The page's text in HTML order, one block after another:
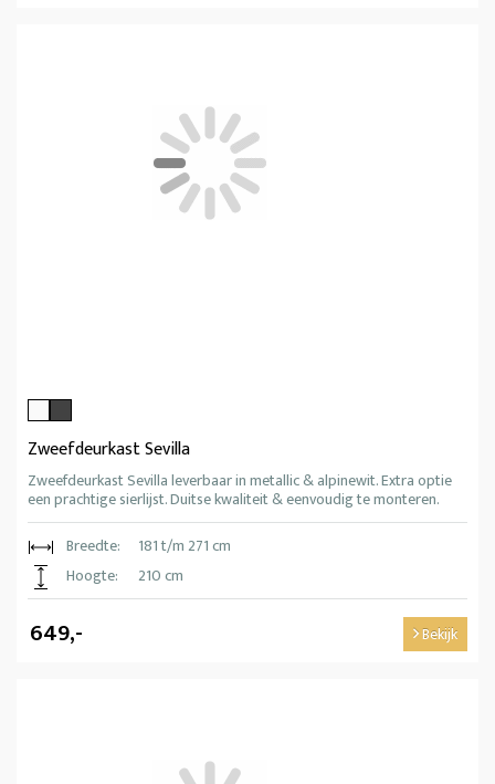
Zweefdeurkast Sevilla
Zweefdeurkast Sevilla leverbaar in metallic & alpinewit. Extra optie
een prachtige sierlijst. Duitse kwaliteit & eenvoudig te monteren.
Breedte:
181 t/m 271 cm
Hoogte:
210 cm
649,- Bekijk